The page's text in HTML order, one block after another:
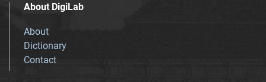
About DigiLab
About
Dictionary
Contact